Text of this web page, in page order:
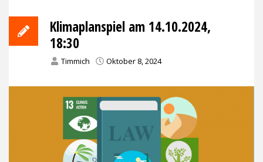
Klimaplanspiel am 14.10.2024,
18:30
Timmich Oktober 8, 2024